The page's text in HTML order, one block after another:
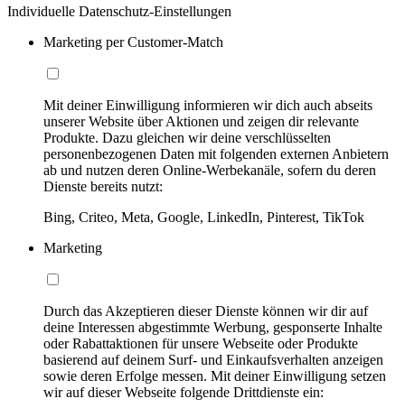
Individuelle Datenschutz-Einstellungen
Marketing per Customer-Match
Mit deiner Einwilligung informieren wir dich auch abseits
unserer Website über Aktionen und zeigen dir relevante
Produkte. Dazu gleichen wir deine verschlüsselten
personenbezogenen Daten mit folgenden externen Anbietern
ab und nutzen deren Online-Werbekanäle, sofern du deren
Dienste bereits nutzt:
Bing, Criteo, Meta, Google, LinkedIn, Pinterest, TikTok
Marketing
Durch das Akzeptieren dieser Dienste können wir dir auf
deine Interessen abgestimmte Werbung, gesponserte Inhalte
oder Rabattaktionen für unsere Webseite oder Produkte
basierend auf deinem Surf- und Einkaufsverhalten anzeigen
sowie deren Erfolge messen. Mit deiner Einwilligung setzen
wir auf dieser Webseite folgende Drittdienste ein: